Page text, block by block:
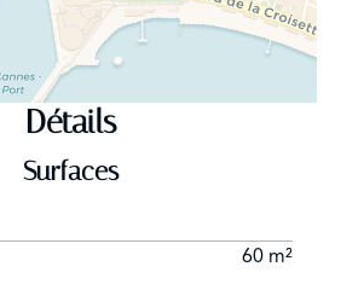
Détails
Surfaces
60 m²